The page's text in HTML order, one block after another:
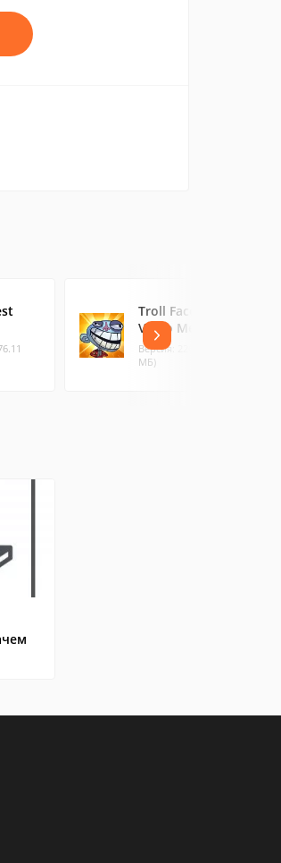
Troll Face Quest
Video Memes
Версия: 226.1.33 (69.52
МБ)